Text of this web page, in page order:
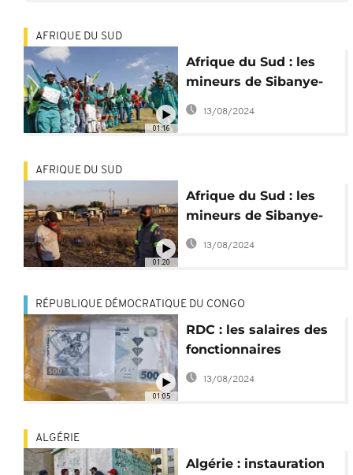
01:16
AFRIQUE DU SUD
Afrique du Sud : les
mineurs de Sibanye-
Stillwater toujours en
grève
13/08/2024
01:20
AFRIQUE DU SUD
Afrique du Sud : les
mineurs de Sibanye-
Stillwater prolongent
la grève
13/08/2024
01:05
RÉPUBLIQUE DÉMOCRATIQUE DU CONGO
RDC : les salaires des
fonctionnaires
augmentent de 30%
13/08/2024
ALGÉRIE
Algérie : instauration